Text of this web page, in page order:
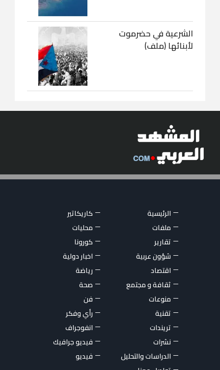
الشرعية في حضرموت
لأبنائها (ملف)
الرئيسية
كاريكاتير
ملفات
محليات
تقارير
كورونا
شؤون عربية
اخبار دولية
اقتصاد
رياضة
ثقافة و مجتمع
صحة
منوعات
فن
تقنية
رأي وفكر
تريندات
انفوجراف
نشرات
فيديو جرافيك
الدراسات والتحليل
فيديو